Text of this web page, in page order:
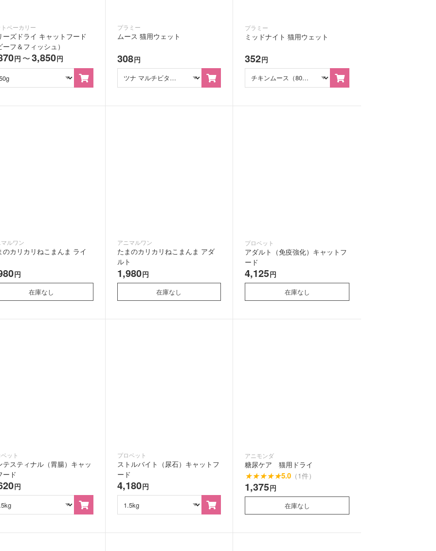
ベーカリー
ーズドライ キャットフード
ーフ＆フィッシュ）
円 〜3,850円
プラミー
ムース 猫用ウェット
308円
プラミー
ミッドナイト 猫用ウェット
352円
ルワン
のカリカリねこまんま ライ
円
在庫なし
アニマルワン
たまのカリカリねこまんま アダ
ルト
1,980円
在庫なし
プロベット
アダルト（免疫強化）キャットフ
ード
4,125円
在庫なし
ット
テスティナル（胃腸）キャッ
ード
円
プロベット
ストルバイト（尿石）キャットフ
ード
4,180円
アニモンダ
糖尿ケア 猫用ドライ
★★★★★5.0 （1件）
1,375円
在庫なし